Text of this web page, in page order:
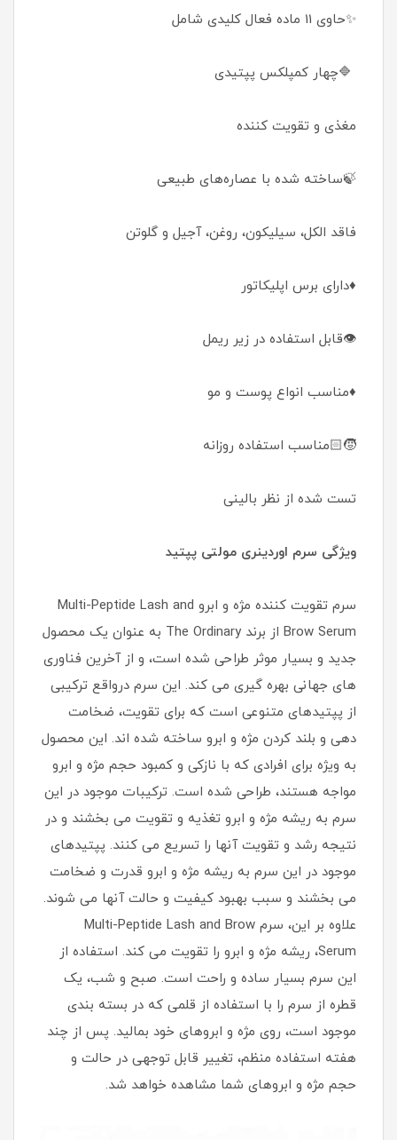
✨حاوی 11 ماده فعال کلیدی شامل
🔷چهار کمپلکس پپتیدی
مغذی و تقویت کننده
🍃ساخته شده با عصاره‌های طبیعی
فاقد الکل، سیلیکون، روغن، آجیل و گلوتن
♦️دارای برس اپلیکاتور
👁️قابل استفاده در زیر ریمل
♦️مناسب انواع پوست و مو
🧒🏻مناسب استفاده روزانه
تست شده از نظر بالینی
ویژگی سرم اوردینری مولتی پپتید
سرم تقویت کننده مژه و ابرو Multi-Peptide Lash and
Brow Serum از برند The Ordinary به عنوان یک محصول
جدید و بسیار موثر طراحی شده است، و از آخرین فناوری‌
های جهانی بهره گیری می کند. این سرم در‌واقع ترکیبی
از پپتیدهای متنوعی است که برای تقویت، ضخامت
دهی و بلند کردن مژه و ابرو ساخته شده اند. این محصول
به ویژه برای افرادی که با نازکی و کمبود حجم مژه و ابرو
مواجه هستند، طراحی شده است. ترکیبات موجود در این
سرم به ریشه مژه و ابرو تغذیه و تقویت می‌ بخشند و در
نتیجه رشد و تقویت آنها را تسریع می‌ کنند. پپتیدهای
موجود در این سرم به ریشه مژه و ابرو قدرت و ضخامت
می‌ بخشند و سبب بهبود کیفیت و حالت آنها می شوند.
علاوه بر این، سرم Multi-Peptide Lash and Brow
Serum، ریشه مژه و ابرو را تقویت می‌ کند. استفاده از
این سرم بسیار ساده و راحت است. صبح و شب، یک
قطره از سرم را با استفاده از قلمی که در بسته‌ بندی
موجود است، روی مژه و ابروهای خود بمالید. پس از چند
هفته استفاده منظم، تغییر قابل توجهی در حالت و
حجم مژه و ابروهای شما مشاهده خواهد شد.